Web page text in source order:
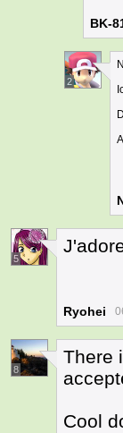
BK-
2
5
Ryohei
8
There
Cool